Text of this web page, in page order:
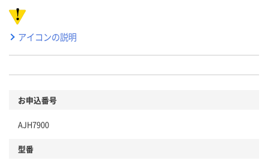
アイコンの説明
お申込番号
AJH7900
型番